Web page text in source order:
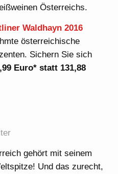
Österreichs.
Waldhayn 2016
österreichische
Sichern Sie sich
Euro* statt 131,88
gehört mit seinem
Und das zurecht,